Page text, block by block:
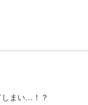
しまい…！？